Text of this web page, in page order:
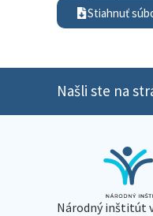
Stiahnuť
Našli ste na
Národný inštitút